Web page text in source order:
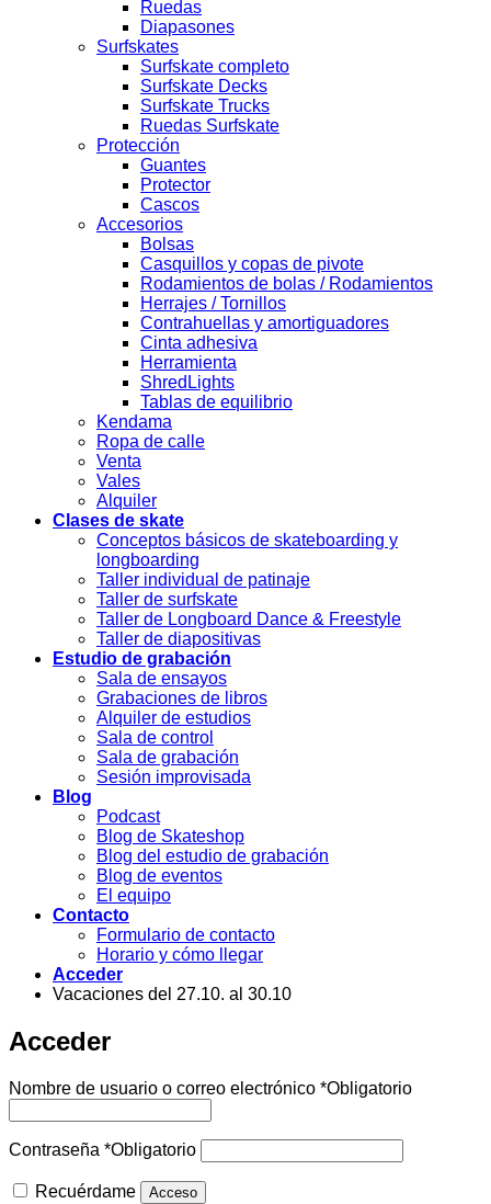
Ruedas
Diapasones
Surfskates
Surfskate completo
Surfskate Decks
Surfskate Trucks
Ruedas Surfskate
Protección
Guantes
Protector
Cascos
Accesorios
Bolsas
Casquillos y copas de pivote
Rodamientos de bolas / Rodamientos
Herrajes / Tornillos
Contrahuellas y amortiguadores
Cinta adhesiva
Herramienta
ShredLights
Tablas de equilibrio
Kendama
Ropa de calle
Venta
Vales
Alquiler
Clases de skate
Conceptos básicos de skateboarding y
longboarding
Taller individual de patinaje
Taller de surfskate
Taller de Longboard Dance & Freestyle
Taller de diapositivas
Estudio de grabación
Sala de ensayos
Grabaciones de libros
Alquiler de estudios
Sala de control
Sala de grabación
Sesión improvisada
Blog
Podcast
Blog de Skateshop
Blog del estudio de grabación
Blog de eventos
El equipo
Contacto
Formulario de contacto
Horario y cómo llegar
Acceder
Vacaciones del 27.10. al 30.10
Acceder
Nombre de usuario o correo electrónico *Obligatorio
Contraseña *Obligatorio
Recuérdame Acceso